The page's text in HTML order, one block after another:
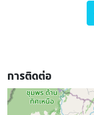
การติดต่อ